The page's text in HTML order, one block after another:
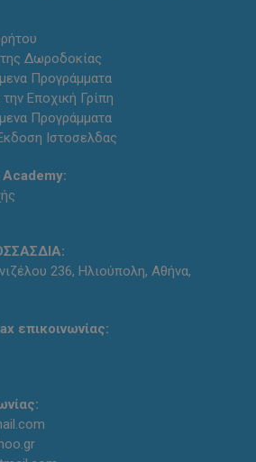
Δωροδοκίας
Προγράμματα
Εποχική Γρίπη
Προγράμματα
Ιστοσελδας
236, Ηλιούπολη, Αθήνα,
επικοινωνίας: